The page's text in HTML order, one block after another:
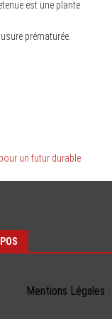
est une plante
prématurée.
un futur durable
Mentions Légales -